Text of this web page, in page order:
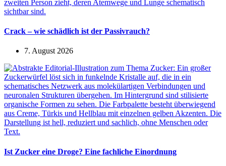
Crack – wie schädlich ist der Passivrauch?
7. August 2026
Ist Zucker eine Droge? Eine fachliche Einordnung